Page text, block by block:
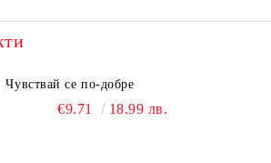
Чувствай се по-добре
€9.71 18.99 лв.